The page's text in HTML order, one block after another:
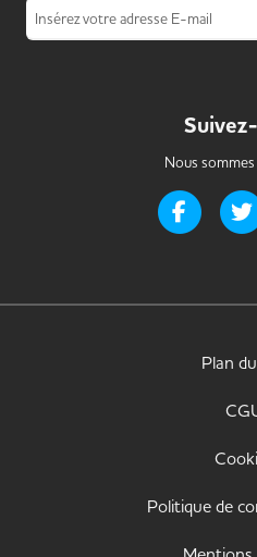
Insérez votre adresse E-mail
Nous
Page
Plan
Politique de